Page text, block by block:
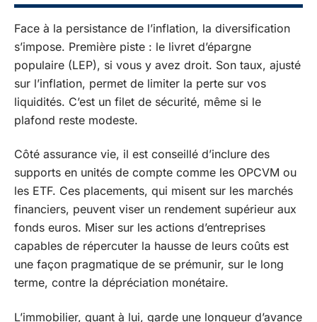
Face à la persistance de l’inflation, la diversification
s’impose. Première piste : le livret d’épargne
populaire (LEP), si vous y avez droit. Son taux, ajusté
sur l’inflation, permet de limiter la perte sur vos
liquidités. C’est un filet de sécurité, même si le
plafond reste modeste.
Côté assurance vie, il est conseillé d’inclure des
supports en unités de compte comme les OPCVM ou
les ETF. Ces placements, qui misent sur les marchés
financiers, peuvent viser un rendement supérieur aux
fonds euros. Miser sur les actions d’entreprises
capables de répercuter la hausse de leurs coûts est
une façon pragmatique de se prémunir, sur le long
terme, contre la dépréciation monétaire.
L’immobilier, quant à lui, garde une longueur d’avance